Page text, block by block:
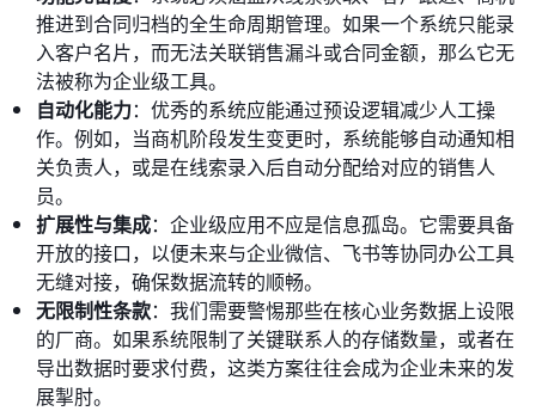
推进到合同归档的全生命周期管理。如果一个系统只能录
入客户名片，而无法关联销售漏斗或合同金额，那么它无
法被称为企业级工具。
自动化能力：优秀的系统应能通过预设逻辑减少人工操
作。例如，当商机阶段发生变更时，系统能够自动通知相
关负责人，或是在线索录入后自动分配给对应的销售人
员。
扩展性与集成：企业级应用不应是信息孤岛。它需要具备
开放的接口，以便未来与企业微信、飞书等协同办公工具
无缝对接，确保数据流转的顺畅。
无限制性条款：我们需要警惕那些在核心业务数据上设限
的厂商。如果系统限制了关键联系人的存储数量，或者在
导出数据时要求付费，这类方案往往会成为企业未来的发
展掣肘。